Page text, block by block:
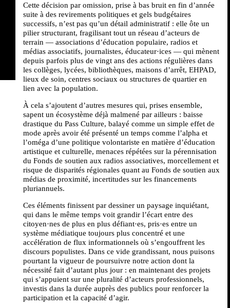
Cette décision par omission, prise à bas bruit en fin d’année
suite à des revirements politiques et gels budgétaires
successifs, n’est pas qu’un détail administratif : elle ôte un
pilier structurant, fragilisant tout un réseau d’acteurs de
terrain — associations d’éducation populaire, radios et
médias associatifs, journalistes, éducateur·ices — qui mènent
depuis parfois plus de vingt ans des actions régulières dans
les collèges, lycées, bibliothèques, maisons d’arrêt, EHPAD,
lieux de soin, centres sociaux ou structures de quartier en
lien avec la population.
À cela s’ajoutent d’autres mesures qui, prises ensemble,
sapent un écosystème déjà malmené par ailleurs : baisse
drastique du Pass Culture, balayé comme un simple effet de
mode après avoir été présenté un temps comme l’alpha et
l’oméga d’une politique volontariste en matière d’éducation
artistique et culturelle, menaces répétées sur la pérennisation
du Fonds de soutien aux radios associatives, morcellement et
risque de disparités régionales quant au Fonds de soutien aux
médias de proximité, incertitudes sur les financements
pluriannuels.
Ces éléments finissent par dessiner un paysage inquiétant,
qui dans le même temps voit grandir l’écart entre des
citoyen·nes de plus en plus défiant·es, pris·es entre un
système médiatique toujours plus concentré et une
accélération de flux informationnels où s’engouffrent les
discours populistes. Dans ce vide grandissant, nous puisons
pourtant la vigueur de poursuivre notre action dont la
nécessité fait d’autant plus jour : en maintenant des projets
qui s’appuient sur une pluralité d’acteurs professionnels,
investis dans la durée auprès des publics pour renforcer la
participation et la capacité d’agir.